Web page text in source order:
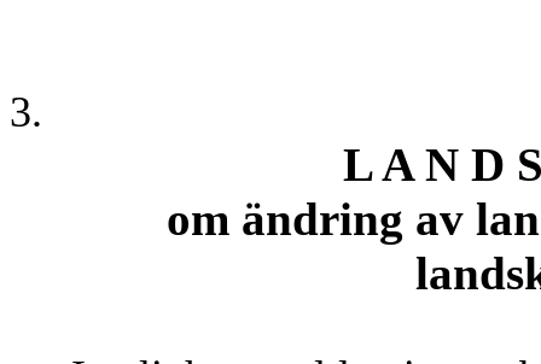
3.
L A N D
om ändring av